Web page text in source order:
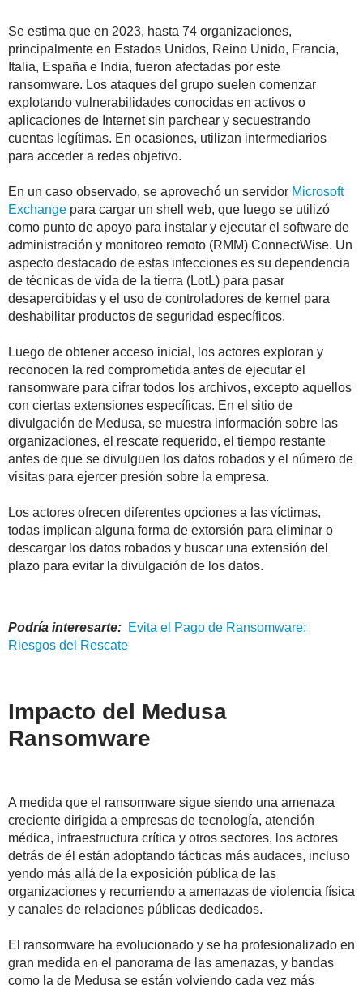
Se estima que en 2023, hasta 74 organizaciones,
principalmente en Estados Unidos, Reino Unido, Francia,
Italia, España e India, fueron afectadas por este
ransomware. Los ataques del grupo suelen comenzar
explotando vulnerabilidades conocidas en activos o
aplicaciones de Internet sin parchear y secuestrando
cuentas legítimas. En ocasiones, utilizan intermediarios
para acceder a redes objetivo.
En un caso observado, se aprovechó un servidor Microsoft
Exchange para cargar un shell web, que luego se utilizó
como punto de apoyo para instalar y ejecutar el software de
administración y monitoreo remoto (RMM) ConnectWise. Un
aspecto destacado de estas infecciones es su dependencia
de técnicas de vida de la tierra (LotL) para pasar
desapercibidas y el uso de controladores de kernel para
deshabilitar productos de seguridad específicos.
Luego de obtener acceso inicial, los actores exploran y
reconocen la red comprometida antes de ejecutar el
ransomware para cifrar todos los archivos, excepto aquellos
con ciertas extensiones específicas. En el sitio de
divulgación de Medusa, se muestra información sobre las
organizaciones, el rescate requerido, el tiempo restante
antes de que se divulguen los datos robados y el número de
visitas para ejercer presión sobre la empresa.
Los actores ofrecen diferentes opciones a las víctimas,
todas implican alguna forma de extorsión para eliminar o
descargar los datos robados y buscar una extensión del
plazo para evitar la divulgación de los datos.
Podría interesarte: Evita el Pago de Ransomware:
Riesgos del Rescate
Impacto del Medusa
Ransomware
A medida que el ransomware sigue siendo una amenaza
creciente dirigida a empresas de tecnología, atención
médica, infraestructura crítica y otros sectores, los actores
detrás de él están adoptando tácticas más audaces, incluso
yendo más allá de la exposición pública de las
organizaciones y recurriendo a amenazas de violencia física
y canales de relaciones públicas dedicados.
El ransomware ha evolucionado y se ha profesionalizado en
gran medida en el panorama de las amenazas, y bandas
como la de Medusa se están volviendo cada vez más